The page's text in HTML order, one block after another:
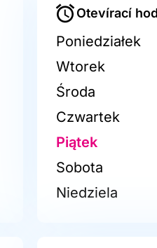
Otevírací
Poniedziałek
Wtorek
Środa
Czwartek
Piątek
Sobota
Niedziela